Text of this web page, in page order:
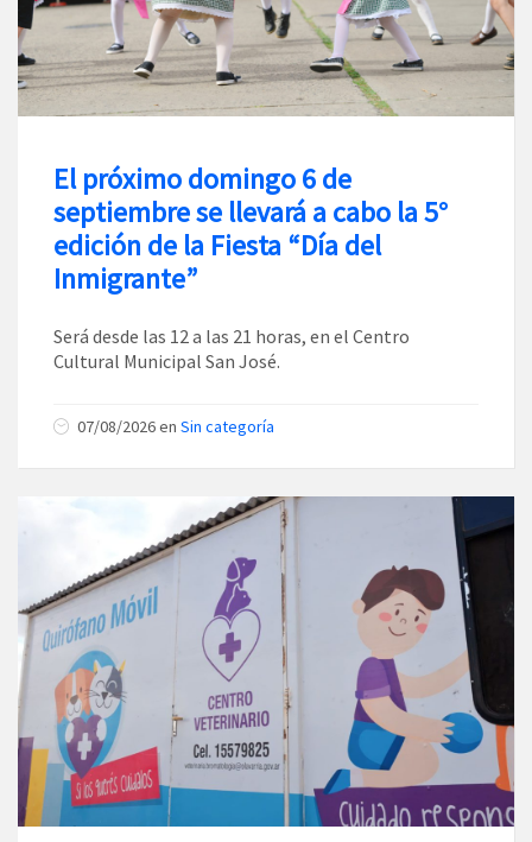
El próximo domingo 6 de
septiembre se llevará a cabo la 5°
edición de la Fiesta “Día del
Inmigrante”
Será desde las 12 a las 21 horas, en el Centro
Cultural Municipal San José.
07/08/2026en Sin categoría